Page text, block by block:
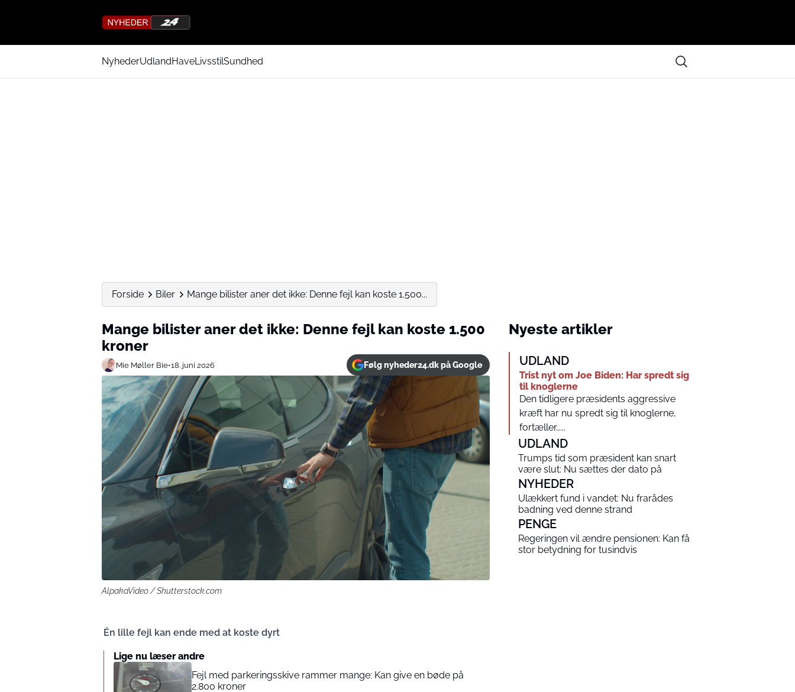
NyhederUdlandHaveLivsstilSundhed
Forside Biler Mange bilister aner det ikke: Denne fejl kan koste 1.500...
Mange bilister aner det ikke: Denne fejl kan koste 1.500
kroner
Mie Møller Bie•18. juni 2026 Følg nyheder24.dk på Google
AlpakaVideo / Shutterstock.com
Én lille fejl kan ende med at koste dyrt
Lige nu læser andre
Fejl med parkeringsskive rammer mange: Kan give en bøde på
2.800 kroner
Nyeste artikler
UDLAND
Trist nyt om Joe Biden: Har spredt sig
til knoglerne
Den tidligere præsidents aggressive
kræft har nu spredt sig til knoglerne,
fortæller…...
UDLAND
Trumps tid som præsident kan snart
være slut: Nu sættes der dato på
NYHEDER
Ulækkert fund i vandet: Nu frarådes
badning ved denne strand
PENGE
Regeringen vil ændre pensionen: Kan få
stor betydning for tusindvis